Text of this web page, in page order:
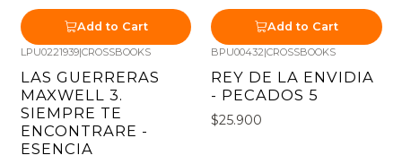
Add to Cart Add to Cart
LPU0221939|CROSSBOOKS
LAS GUERRERAS
MAXWELL 3.
SIEMPRE TE
ENCONTRARE -
ESENCIA
BPU00432|CROSSBOOKS
REY DE LA ENVIDIA
- PECADOS 5
$25.900